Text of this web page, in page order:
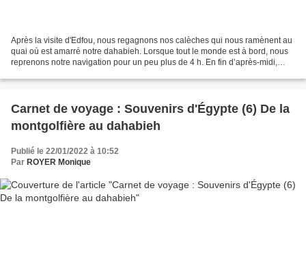
Après la visite d'Edfou, nous regagnons nos calèches qui nous ramènent au
quai où est amarré notre dahabieh. Lorsque tout le monde est à bord, nous
reprenons notre navigation pour un peu plus de 4 h. En fin d’après-midi,
Carnet de voyage : Souvenirs d'Égypte (6) De la
montgolfière au dahabieh
Publié le 22/01/2022 à 10:52
Par ROYER Monique